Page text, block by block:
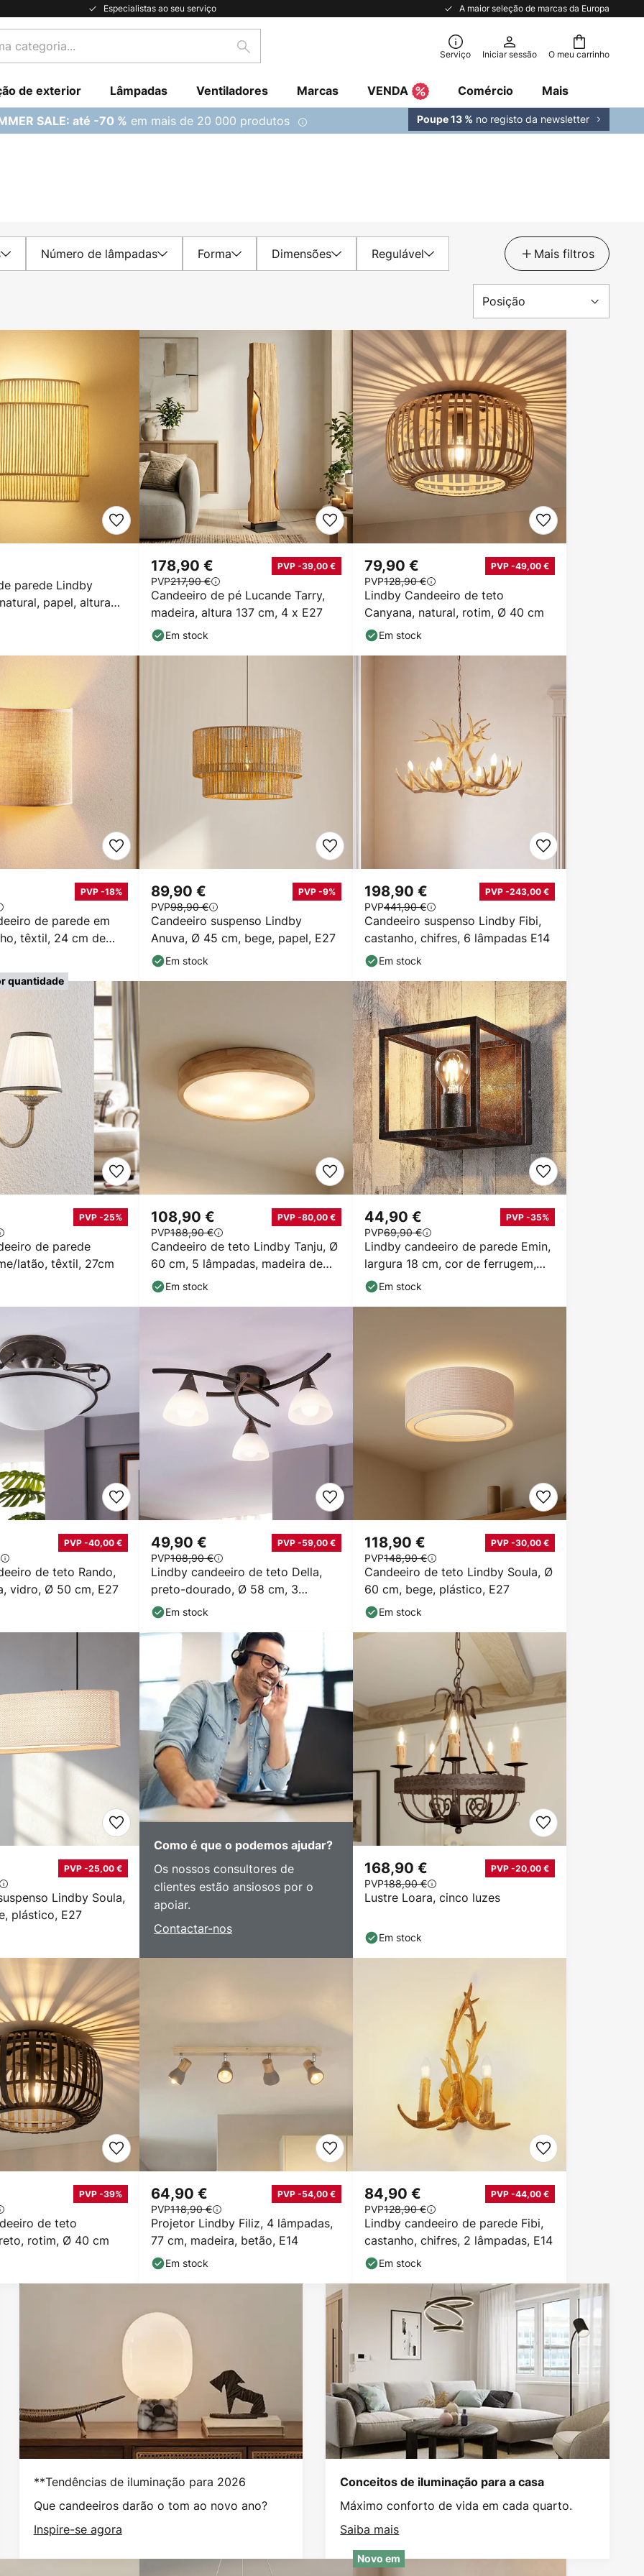
Especialistas ao seu serviço A maior seleção de marcas da Europa
O meu carrinho
Pesquisar Serviço Iniciar sessão
de exterior Lâmpadas Ventiladores Marcas VENDA Comércio Mais
SALE: até -70 % em mais de 20 000 produtos Poupe 13 % no registo da newsletter
Número de lâmpadas Forma Dimensões Regulável Mais filtros
parede Lindby
papel, altura
Candeeiro de pé Lucande Tarry,
madeira, altura 137 cm, 4 x E27
178,90 € PVP -39,00 €
PVP217,90 €
Em stock
Lindby Candeeiro de teto
Canyana, natural, rotim, Ø 40 cm
79,90 € PVP -49,00 €
PVP128,90 €
Em stock
de parede em
têxtil, 24 cm de
PVP -18%
Candeeiro suspenso Lindby
Anuva, Ø 45 cm, bege, papel, E27
89,90 € PVP -9%
PVP98,90 €
Em stock
Candeeiro suspenso Lindby Fibi,
castanho, chifres, 6 lâmpadas E14
198,90 € PVP -243,00 €
PVP441,90 €
Em stock
quantidade
de parede
latão, têxtil, 27cm
PVP -25%
Candeeiro de teto Lindby Tanju, Ø
60 cm, 5 lâmpadas, madeira de
caucho, E27
108,90 € PVP -80,00 €
PVP188,90 €
Em stock
Lindby candeeiro de parede Emin,
largura 18 cm, cor de ferrugem,
metal
44,90 € PVP -35%
PVP69,90 €
Em stock
de teto Rando,
vidro, Ø 50 cm, E27
PVP -40,00 €
Lindby candeeiro de teto Della,
preto-dourado, Ø 58 cm, 3
lâmpadas, E14
49,90 € PVP -59,00 €
PVP108,90 €
Em stock
Candeeiro de teto Lindby Soula, Ø
60 cm, bege, plástico, E27
118,90 € PVP -30,00 €
PVP148,90 €
Em stock
Lindby Soula,
plástico, E27
PVP -25,00 €
Como é que o podemos ajudar?
Os nossos consultores de
clientes estão ansiosos por o
apoiar.
Contactar-nos
Lustre Loara, cinco luzes
168,90 € PVP -20,00 €
PVP188,90 €
Em stock
de teto
rotim, Ø 40 cm
PVP -39%
Projetor Lindby Filiz, 4 lâmpadas,
77 cm, madeira, betão, E14
64,90 € PVP -54,00 €
PVP118,90 €
Em stock
Lindby candeeiro de parede Fibi,
castanho, chifres, 2 lâmpadas, E14
84,90 € PVP -44,00 €
PVP128,90 €
Em stock
**Tendências de iluminação para 2026
Que candeeiros darão o tom ao novo ano?
Inspire-se agora
Conceitos de iluminação para a casa
Máximo conforto de vida em cada quarto.
Saiba mais
Novo em